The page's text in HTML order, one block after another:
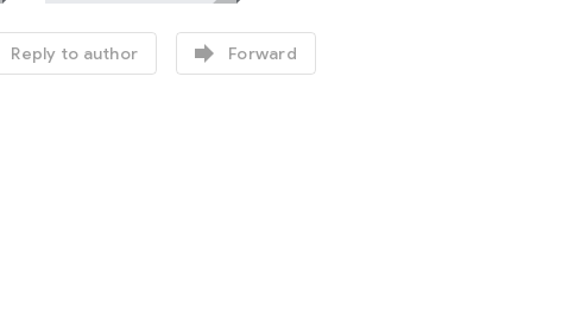
Reply to author  Forward